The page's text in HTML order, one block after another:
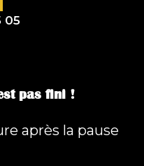
05
pas fini !
après la pause